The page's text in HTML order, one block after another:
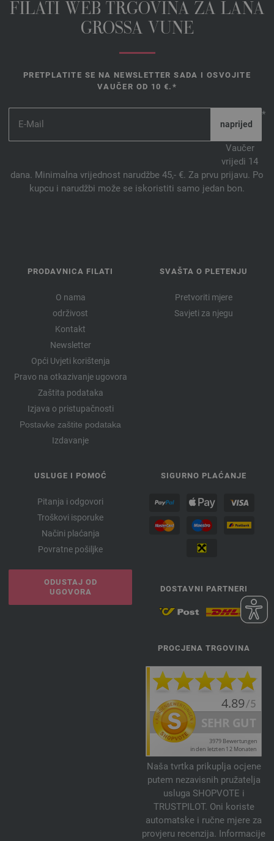
FILATI WEB TRGOVINA ZA LANA
GROSSA VUNE
PRETPLATITE SE NA NEWSLETTER SADA I OSVOJITE
VAUČER OD 10 €.*
*
Vaučer
vrijedi 14
dana. Minimalna vrijednost narudžbe 45,- €. Za prvu prijavu. Po
kupcu i narudžbi može se iskoristiti samo jedan bon.
PRODAVNICA FILATI
O nama
održivost
Kontakt
Newsletter
Opći Uvjeti korištenja
Pravo na otkazivanje ugovora
Zaštita podataka
Izjava o pristupačnosti
Postavke zaštite podataka
Izdavanje
SVAŠTA O PLETENJU
Pretvoriti mjere
Savjeti za njegu
USLUGE I POMOĆ
Pitanja i odgovori
Troškovi isporuke
Načini plaćanja
Povratne pošiljke
ODUSTAJ OD
UGOVORA
SIGURNO PLAĆANJE
DOSTAVNI PARTNERI
PROCJENA TRGOVINA
Naša tvrtka prikuplja ocjene
putem nezavisnih pružatelja
usluga SHOPVOTE i
TRUSTPILOT. Oni koriste
automatske i ručne mjere za
provjeru recenzija. Informacije